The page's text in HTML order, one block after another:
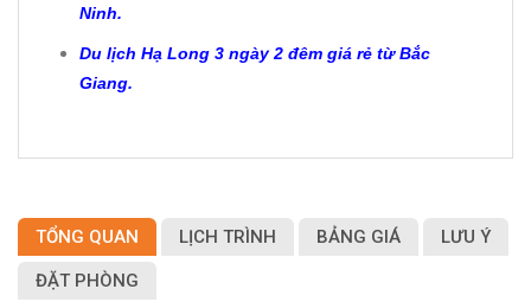
Ninh.
Du lịch Hạ Long 3 ngày 2 đêm giá rẻ từ Bắc
Giang.
TỔNG QUAN LỊCH TRÌNH BẢNG GIÁ LƯU Ý
ĐẶT PHÒNG